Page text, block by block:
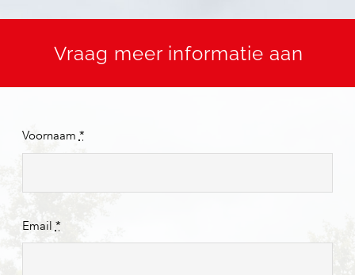
Vraag meer informatie aan
Voornaam *
Email *